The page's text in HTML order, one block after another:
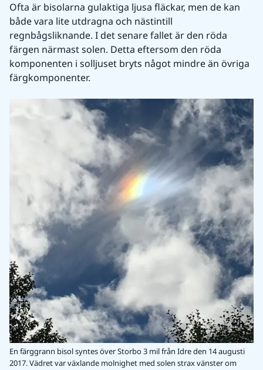
Ofta är bisolarna gulaktiga ljusa fläckar, men de kan
både vara lite utdragna och nästintill
regnbågsliknande. I det senare fallet är den röda
färgen närmast solen. Detta eftersom den röda
komponenten i solljuset bryts något mindre än övriga
färgkomponenter.
En färggrann bisol syntes över Storbo 3 mil från Idre den 14 augusti
2017. Vädret var växlande molnighet med solen strax vänster om